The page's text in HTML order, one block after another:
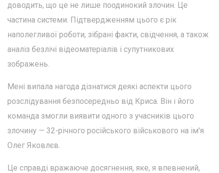
доводить, що це не лише поодинокий злочин. Це
частина системи. Підтвердженням цього є рік
наполегливої роботи, зібрані факти, свідчення, а також
аналіз безлічі відеоматеріалів і супутникових
зображень.
Мені випала нагода дізнатися деякі аспекти цього
розслідування безпосередньо від Криса. Він і його
команда змогли виявити одного з учасників цього
злочину — 32-річного російського військового на ім'я
Олег Яковлєв.
Це справді вражаюче досягнення, яке, я впевнений,